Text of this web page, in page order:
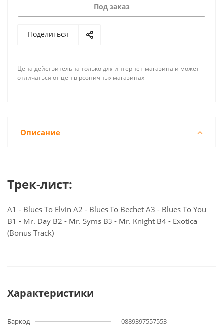
Под заказ
Поделиться
Цена действительна только для интернет-магазина и может
отличаться от цен в розничных магазинах
Описание
Трек-лист:
A1 - Blues To Elvin A2 - Blues To Bechet A3 - Blues To You
B1 - Mr. Day B2 - Mr. Syms B3 - Mr. Knight B4 - Exotica
(Bonus Track)
Характеристики
Баркод
0889397557553